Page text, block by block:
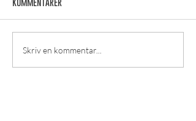
Ingen show är den andra lik
– Per Andersson kommer
Skriv en kommentar...